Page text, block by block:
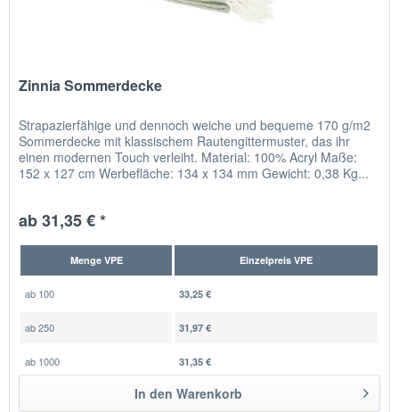
Zinnia Sommerdecke
Strapazierfähige und dennoch weiche und bequeme 170 g/m2
Sommerdecke mit klassischem Rautengittermuster, das ihr
einen modernen Touch verleiht. Material: 100% Acryl Maße:
152 x 127 cm Werbefläche: 134 x 134 mm Gewicht: 0,38 Kg...
ab 31,35 € *
Menge VPE Einzelpreis VPE
ab 100 33,25 €
ab250 31,97 €
ab 1000 31,35 €
In den Warenkorb